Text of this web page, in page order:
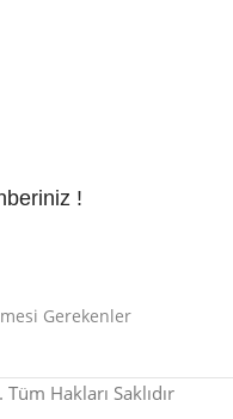
!
Gerekenler
. Tüm Hakları Saklıdır